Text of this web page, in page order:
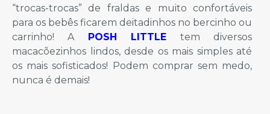
“trocas-trocas” de fraldas e muito confortáveis
para os bebês ficarem deitadinhos no bercinho ou
carrinho! A POSH LITTLE tem diversos
macacõezinhos lindos, desde os mais simples até
os mais sofisticados! Podem comprar sem medo,
nunca é demais!